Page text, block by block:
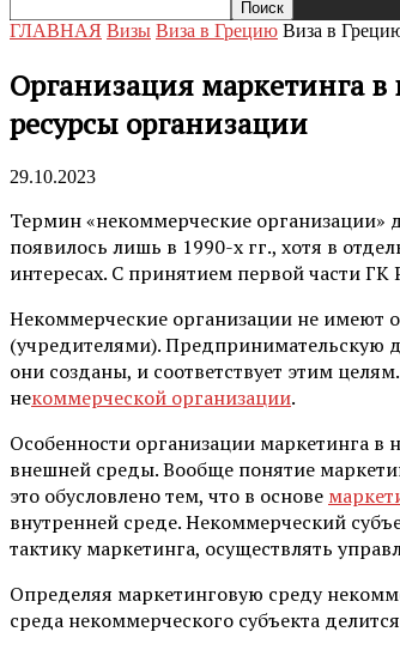
ГЛАВНАЯ Визы Виза в Грецию Виза в
Организация маркетинга
ресурсы организации
29.10.2023
Термин «некоммерческие организации»
появилось лишь в 1990-х гг., хотя в
интересах. С принятием первой части
Некоммерческие организации не имеют
(учредителями). Предпринимательскую
они созданы, и соответствует этим
некоммерческой организации.
Особенности организации маркетинга в
внешней среды. Вообще понятие
это обусловлено тем, что в основе
внутренней среде. Некоммерческий
тактику маркетинга, осуществлять
Определяя маркетинговую среду
среда некоммерческого субъекта